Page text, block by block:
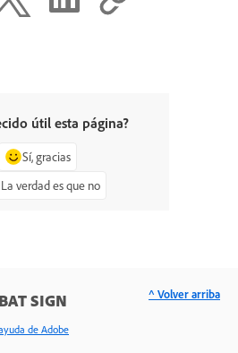
útil esta página?
Sí, gracias
La verdad es que no
SIGN
de Adobe
^ Volver arriba